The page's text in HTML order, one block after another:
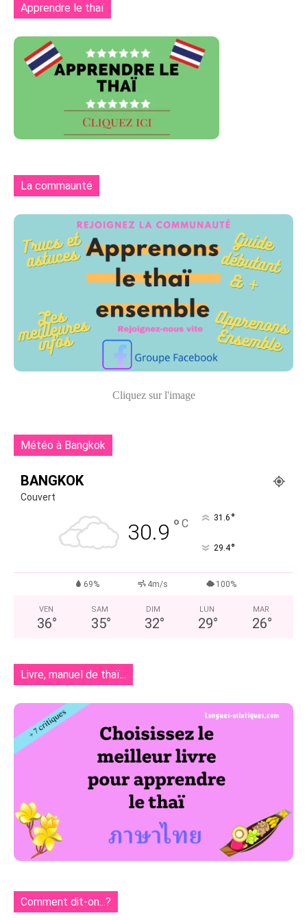
Apprendre le thaï
La commaunté
Cliquez sur l'image
Météo à Bangkok
BANGKOK
Couvert
30.9 ° C 31.6 °
29.4°
69% 4m/s 100%
VEN
36°
SAM
35°
DIM
32°
LUN
29°
MAR
26°
Livre, manuel de thaï...
Comment dit-on...?